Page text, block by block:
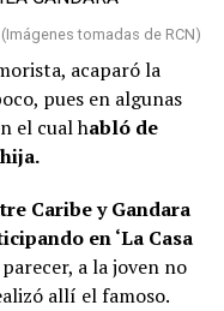
tomadas de RCN)
acaparó la
pues en algunas
el cual habló de
Caribe y Gandara
en ‘La Casa
a la joven no
allí el famoso.